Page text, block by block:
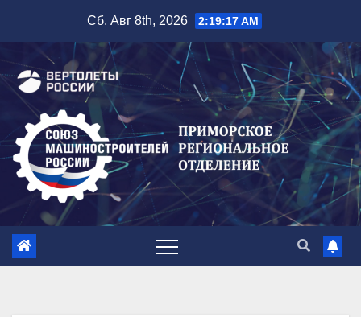
содержимому
Сб. Авг 8th, 2026 2:19:18 AM